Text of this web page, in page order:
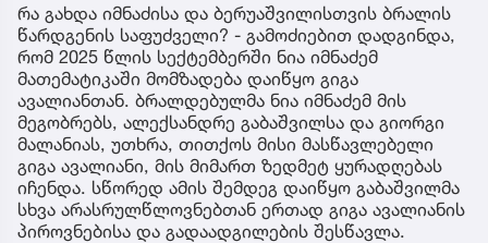
რა გახდა იმნაძისა და ბერუაშვილისთვის ბრალის
წარდგენის საფუძველი? - გამოძიებით დადგინდა,
რომ 2025 წლის სექტემბერში ნია იმნაძემ
მათემატიკაში მომზადება დაიწყო გიგა
ავალიანთან. ბრალდებულმა ნია იმნაძემ მის
მეგობრებს, ალექსანდრე გაბაშვილსა და გიორგი
მალანიას, უთხრა, თითქოს მისი მასწავლებელი
გიგა ავალიანი, მის მიმართ ზედმეტ ყურადღებას
იჩენდა. სწორედ ამის შემდეგ დაიწყო გაბაშვილმა
სხვა არასრულწლოვნებთან ერთად გიგა ავალიანის
პიროვნებისა და გადაადგილების შესწავლა.